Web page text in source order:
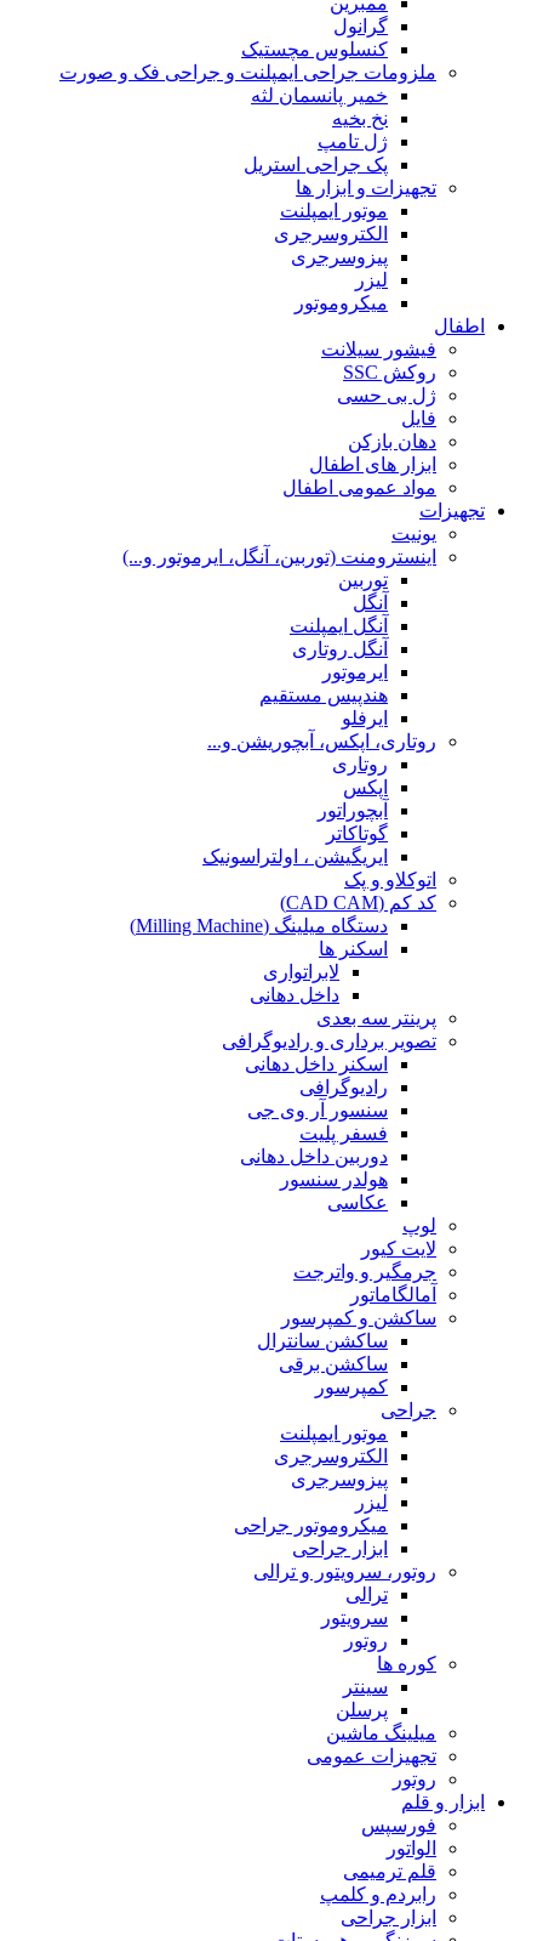
گرانول
کنسلوس مچستیک
ملزومات جراحی ایمپلنت و جراحی فک و صورت
خمیر پانسمان لثه
نخ بخیه
ژل تامپ
پک جراحی استریل
تجهیزات و ابزار ها
موتور ایمپلنت
الکتروسرجری
پیزوسرجری
لیزر
میکروموتور
اطفال
فیشور سیلانت
روکش SSC
ژل بی حسی
فایل
دهان بازکن
ابزار های اطفال
مواد عمومی اطفال
تجهیزات
یونیت
اینسترومنت (توربین، آنگل، ایرموتور و...)
توربین
آنگل
آنگل ایمپلنت
آنگل روتاری
ایرموتور
هندپیس مستقیم
ایرفلو
روتاری، اپکس، آبچوریشن و...
روتاری
اپکس
آبچوراتور
گوتاکاتر
ایریگیشن ، اولتراسونیک
اتوکلاو و پک
کد کم (CAD CAM)
دستگاه میلینگ (Milling Machine)
اسکنر ها
لابراتواری
داخل دهانی
پرینتر سه بعدی
تصویر برداری و رادیوگرافی
اسکنر داخل دهانی
رادیوگرافی
سنسور آر وی جی
فسفر پلیت
دوربین داخل دهانی
هولدر سنسور
عکاسی
لوپ
لایت کیور
جرمگیر و واترجت
آمالگاماتور
ساکشن و کمپرسور
ساکشن سانترال
ساکشن برقی
کمپرسور
جراحی
موتور ایمپلنت
الکتروسرجری
پیزوسرجری
لیزر
میکروموتور جراحی
ابزار جراحی
روتور، سرویتور و ترالی
ترالی
سرویتور
روتور
کوره ها
سینتر
پرسلن
میلینگ ماشین
تجهیزات عمومی
روتور
ابزار و قلم
فورسپس
الواتور
قلم ترمیمی
رابردم و کلمپ
ابزار جراحی